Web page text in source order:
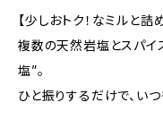
【少しおトク！なミルと詰
複数の天然岩塩とスパイ
塩”。
ひと振りするだけで、い